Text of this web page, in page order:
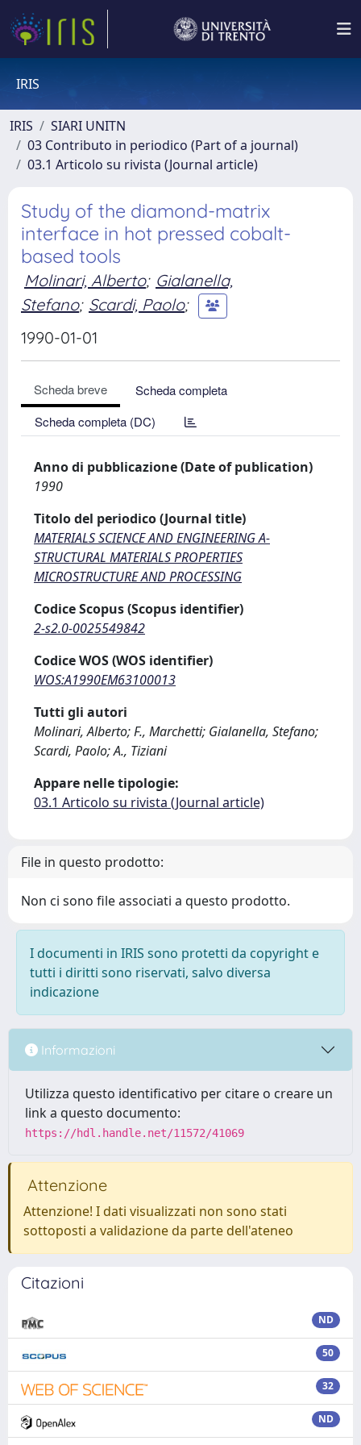
IRIS
IRIS
SIARI UNITN
03 Contributo in periodico (Part of a journal)
03.1 Articolo su rivista (Journal article)
Study of the diamond-matrix
interface in hot pressed cobalt-
based tools
Molinari, Alberto; Gialanella,
Stefano; Scardi, Paolo;
1990-01-01
Scheda breve
Scheda completa
Scheda completa (DC)
Anno di pubblicazione (Date of publication)
1990
Titolo del periodico (Journal title)
MATERIALS SCIENCE AND ENGINEERING A-
STRUCTURAL MATERIALS PROPERTIES
MICROSTRUCTURE AND PROCESSING
Codice Scopus (Scopus identifier)
2-s2.0-0025549842
Codice WOS (WOS identifier)
WOS:A1990EM63100013
Tutti gli autori
Molinari, Alberto; F., Marchetti; Gialanella, Stefano;
Scardi, Paolo; A., Tiziani
Appare nelle tipologie:
03.1 Articolo su rivista (Journal article)
File in questo prodotto:
Non ci sono file associati a questo prodotto.
I documenti in IRIS sono protetti da copyright e
tutti i diritti sono riservati, salvo diversa
indicazione
Informazioni
Utilizza questo identificativo per citare o creare un
link a questo documento:
https://hdl.handle.net/11572/41069
Attenzione
Attenzione! I dati visualizzati non sono stati
sottoposti a validazione da parte dell'ateneo
Citazioni
ND
50
32
ND